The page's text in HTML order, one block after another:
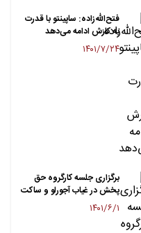
فتح‌الله‌زاده: ساپینتو با قدرت
به کارش ادامه می‌دهد
۱۴۰۱/۷/۲۴
برگزاری جلسه کارگروه حق
پخش در غیاب آجورلو و ساکت
۱۴۰۱/۶/۱